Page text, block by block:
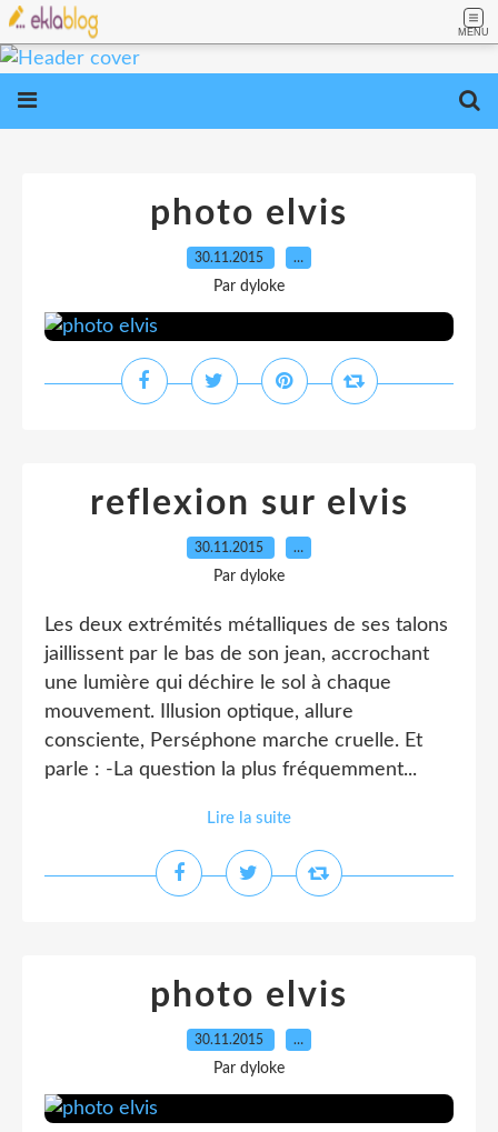
MENU
photo elvis
30.11.2015 …
Par dyloke
reflexion sur elvis
30.11.2015 …
Par dyloke
Les deux extrémités métalliques de ses talons
jaillissent par le bas de son jean, accrochant
une lumière qui déchire le sol à chaque
mouvement. Illusion optique, allure
consciente, Perséphone marche cruelle. Et
parle : -La question la plus fréquemment...
Lire la suite
photo elvis
30.11.2015 …
Par dyloke